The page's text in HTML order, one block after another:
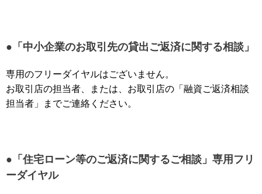
●「中小企業のお取引先の貸出ご返済に関する相談」
専用のフリーダイヤルはございません。
お取引店の担当者、または、お取引店の「融資ご返済相談
担当者」までご連絡ください。
●「住宅ローン等のご返済に関するご相談」専用フリ
ーダイヤル